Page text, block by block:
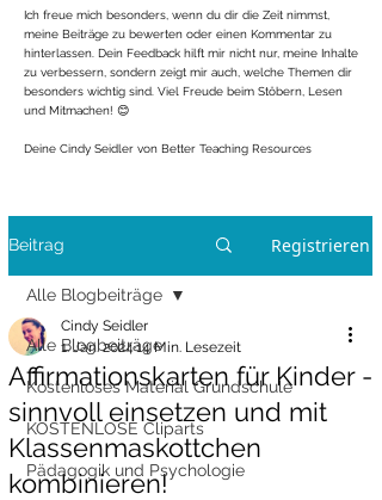
Ich freue mich besonders, wenn du dir die Zeit nimmst,
meine Beiträge zu bewerten oder einen Kommentar zu
hinterlassen. Dein Feedback hilft mir nicht nur, meine Inhalte
zu verbessern, sondern zeigt mir auch, welche Themen dir
besonders wichtig sind. Viel Freude beim Stöbern, Lesen
und Mitmachen! 😊
Deine Cindy Seidler von Better Teaching Resources
Beitrag Registrieren
Alle Blogbeiträge
Kostenloses Material Grundschule
KOSTENLOSE Cliparts
Pädagogik und Psychologie
Alle Blogbeiträge
Affirmationskarten für Kinder -
sinnvoll einsetzen und mit
Klassenmaskottchen
kombinieren!
Cindy Seidler
1. Jan. 202414 Min. Lesezeit